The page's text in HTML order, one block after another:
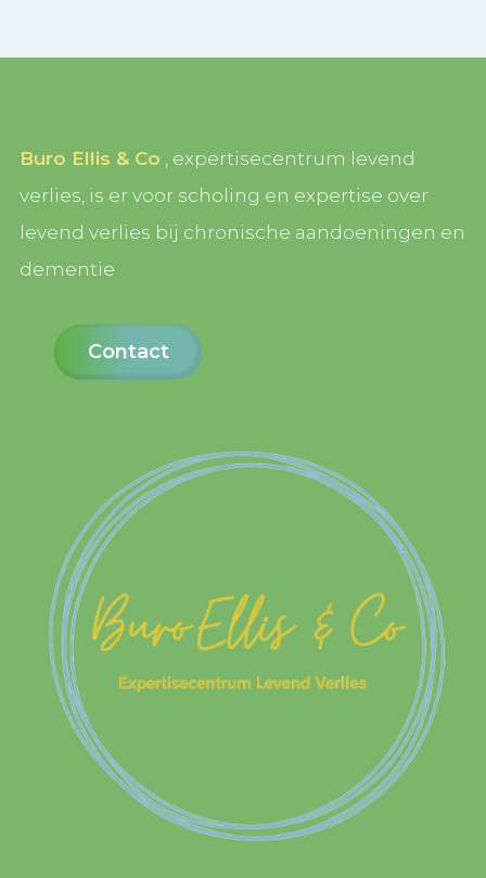
Buro Ellis & Co , expertisecentrum levend
verlies, is er voor scholing en expertise over
levend verlies bij chronische aandoeningen en
dementie
Contact